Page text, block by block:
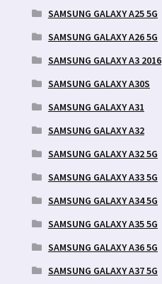
SAMSUNG GALAXY A25 5G
SAMSUNG GALAXY A26 5G
SAMSUNG GALAXY A3 2016
SAMSUNG GALAXY A30S
SAMSUNG GALAXY A31
SAMSUNG GALAXY A32
SAMSUNG GALAXY A32 5G
SAMSUNG GALAXY A33 5G
SAMSUNG GALAXY A34 5G
SAMSUNG GALAXY A35 5G
SAMSUNG GALAXY A36 5G
SAMSUNG GALAXY A37 5G